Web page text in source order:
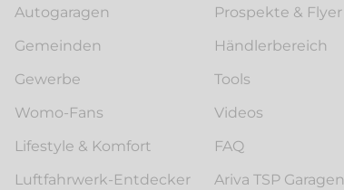
Autogaragen
Gemeinden
Gewerbe
Womo-Fans
Lifestyle & Komfort
Luftfahrwerk-Entdecker
Prospekte & Flyer
Händlerbereich
Tools
Videos
FAQ
Ariva TSP Garagen